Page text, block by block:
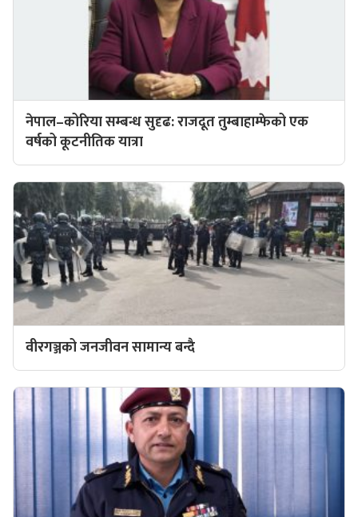
नेपाल–कोरिया सम्बन्ध सुदृढ: राजदूत तुम्बाहाम्फेको एक
वर्षको कूटनीतिक यात्रा
वीरगञ्जको जनजीवन सामान्य बन्दै